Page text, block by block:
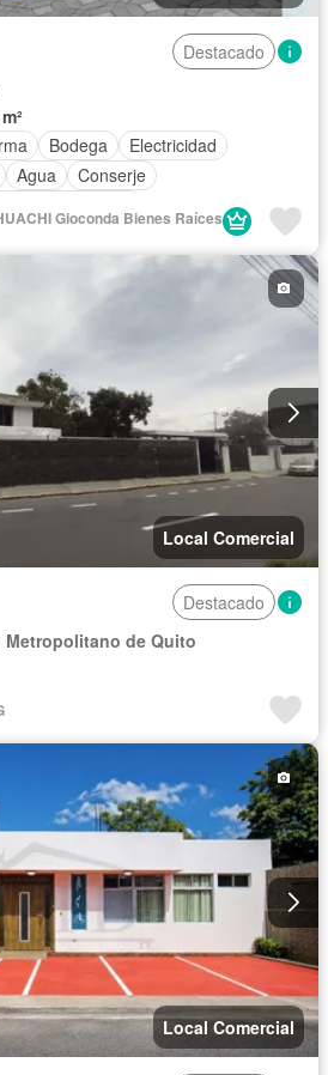
Destacado
Bodega
Electricidad
Agua
Conserje
Sin amoblar
Gioconda Bienes Raíces
Local Comercial
Destacado
de Quito
Local Comercial